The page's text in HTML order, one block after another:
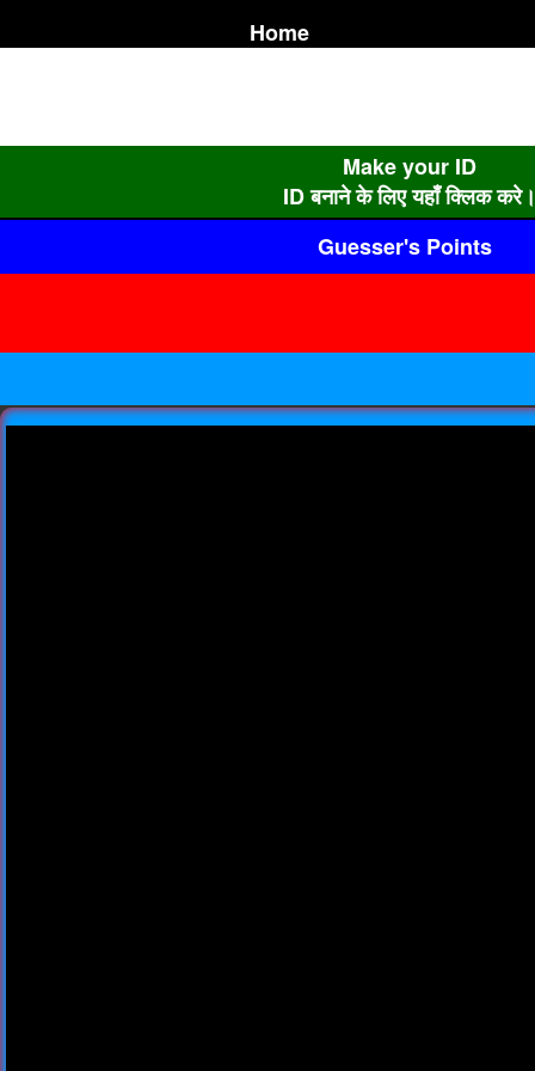
Home
Make your ID
ID बनाने के लिए यहाँ क्लिक करे।
Guesser's Points